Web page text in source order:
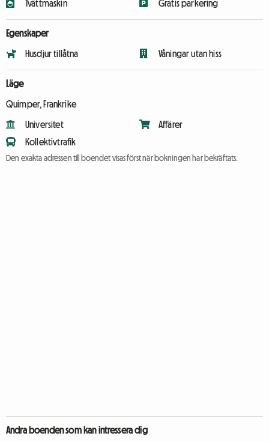
Tvättmaskin Gratis parkering
Egenskaper
Husdjur tillåtna Våningar utan hiss
Läge
Quimper, Frankrike
Universitet
Kollektivtrafik
Affärer
Den exakta adressen till boendet visas först när bokningen har bekräftats.
Andra boenden som kan intressera dig